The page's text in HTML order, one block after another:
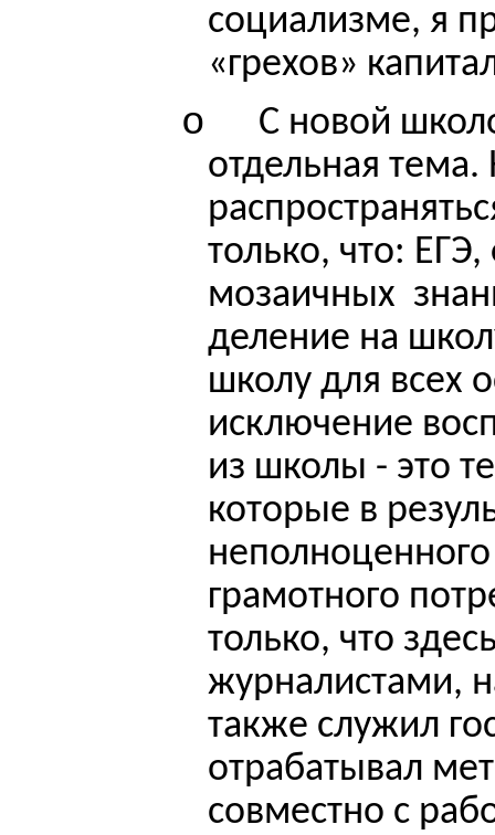
социализме, я
«грехов»
o
С новой
отдельная тема.
только, что:
мозаичных
деление на
школу для всех
исключение
из школы - это
которые в
грамотного
только, что
журналистами,
также служил
отрабатывал
совместно с